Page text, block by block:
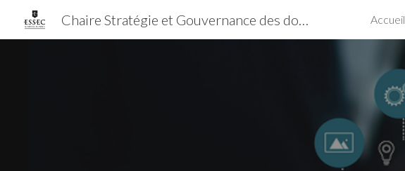
Skip to main content
Chaire Stratégie et Gouvernance des données et de l'IA Accueil